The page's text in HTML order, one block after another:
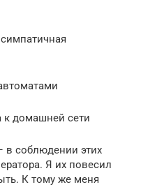
симпатичная
к домашней сети
в соблюдении этих
Я их повесил
К тому же меня